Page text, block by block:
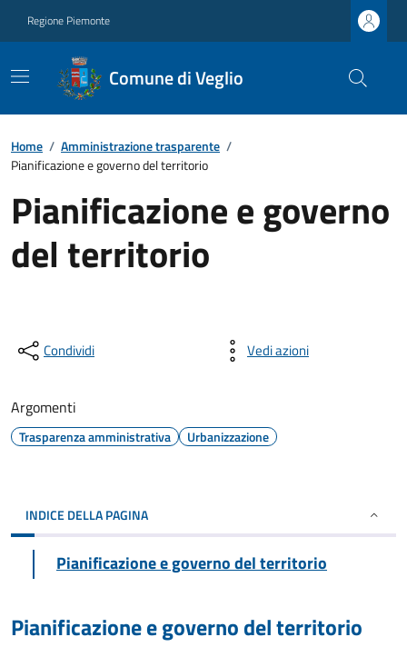
Regione Piemonte
Comune di Veglio
Home / Amministrazione trasparente /
Pianificazione e governo del territorio
Pianificazione e governo
del territorio
Condividi Vedi azioni
Argomenti
Trasparenza amministrativa Urbanizzazione
INDICE DELLA PAGINA
Pianificazione e governo del territorio
Pianificazione e governo del territorio